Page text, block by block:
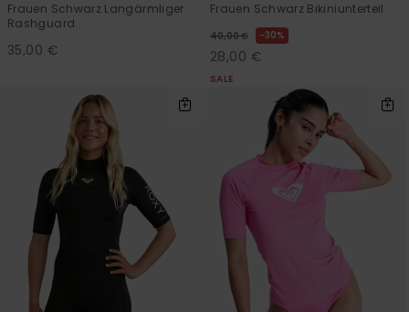
Frauen Schwarz Langärmliger
Rashguard
35,00 €
Frauen Schwarz Bikiniunterteil
40,00 € 30%
28,00 €
SALE